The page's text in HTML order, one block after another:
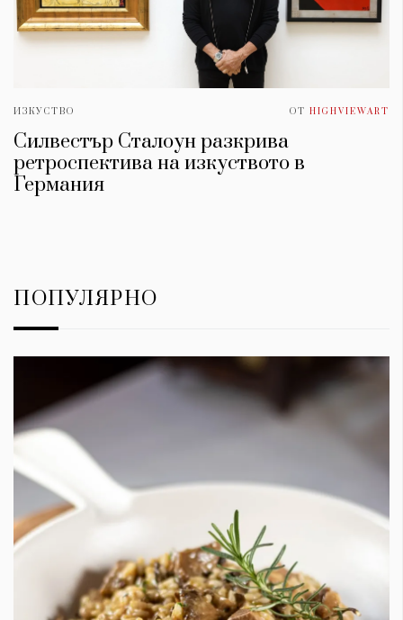
ИЗКУСТВО ОТ HIGHVIEWART
Силвестър Сталоун разкрива
ретроспектива на изкуството в
Германия
ПОПУЛЯРНО